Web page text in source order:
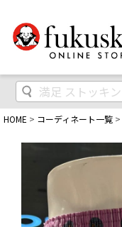
HOME コーディネート一覧